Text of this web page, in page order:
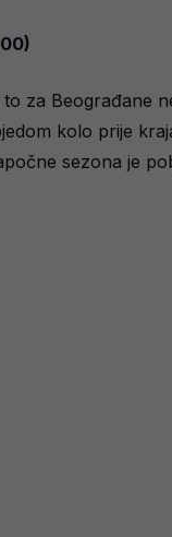
za Beograđane
kolo prije
sezona je